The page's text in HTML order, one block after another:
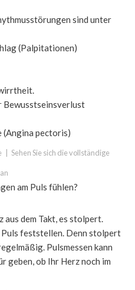
sind unter
(Palpitationen)
Bewusstseinsverlust
(Angina pectoris)
Sehen Sie sich die vollständige
am Puls fühlen?
dem Takt, es stolpert.
Puls feststellen. Denn stolpert
Pulsmessen kann
geben, ob Ihr Herz noch im